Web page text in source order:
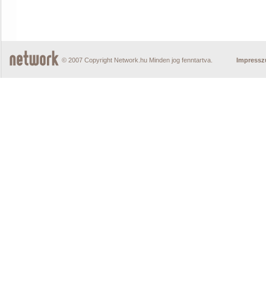
© 2007 Copyright Network.hu Minden jog fenntartva.